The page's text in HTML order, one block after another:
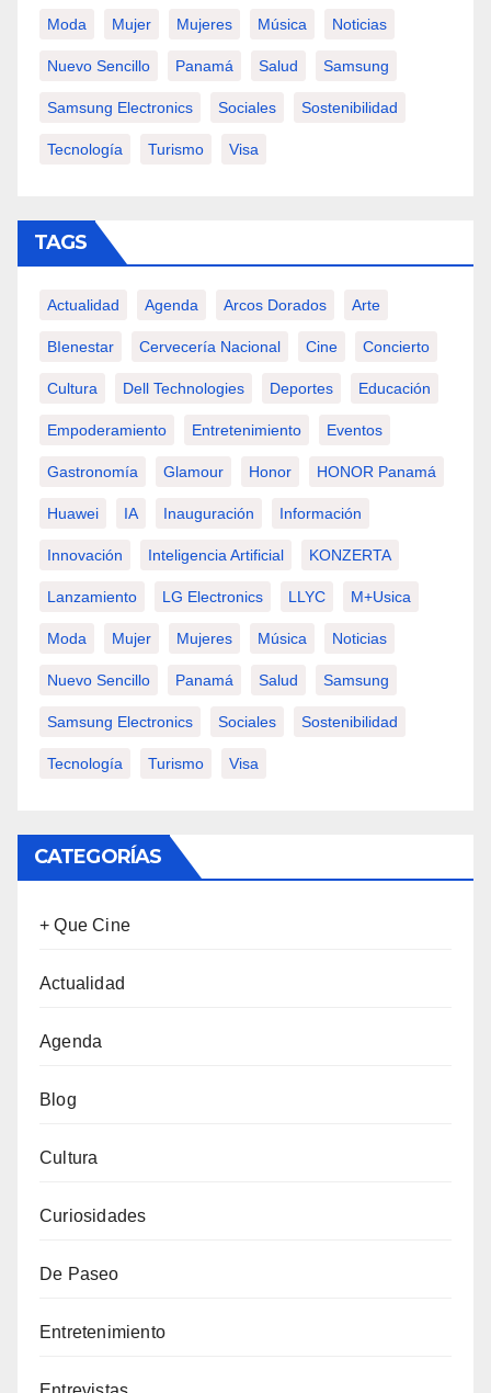
Moda Mujer Mujeres Música Noticias
Nuevo Sencillo Panamá Salud Samsung
Samsung Electronics Sociales Sostenibilidad
Tecnología Turismo Visa
TAGS
Actualidad Agenda Arcos Dorados Arte
BIenestar Cervecería Nacional Cine Concierto
Cultura Dell Technologies Deportes Educación
Empoderamiento Entretenimiento Eventos
Gastronomía Glamour Honor HONOR Panamá
Huawei IA Inauguración Información
Innovación Inteligencia Artificial KONZERTA
Lanzamiento LG Electronics LLYC M+usica
Moda Mujer Mujeres Música Noticias
Nuevo Sencillo Panamá Salud Samsung
Samsung Electronics Sociales Sostenibilidad
Tecnología Turismo Visa
CATEGORÍAS
+ Que Cine
Actualidad
Agenda
Blog
Cultura
Curiosidades
De Paseo
Entretenimiento